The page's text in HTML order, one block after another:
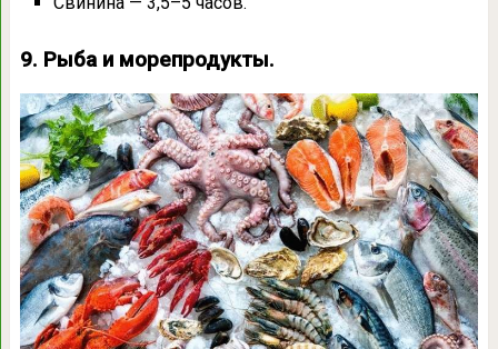
9. Рыба и морепродукты.